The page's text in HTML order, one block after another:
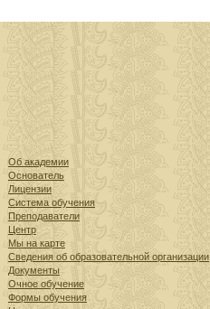
Об академии
Основатель
Лицензии
Система обучения
Преподаватели
Центр
Мы на карте
Сведения об образовательной организации
Документы
Очное обучение
Формы обучения